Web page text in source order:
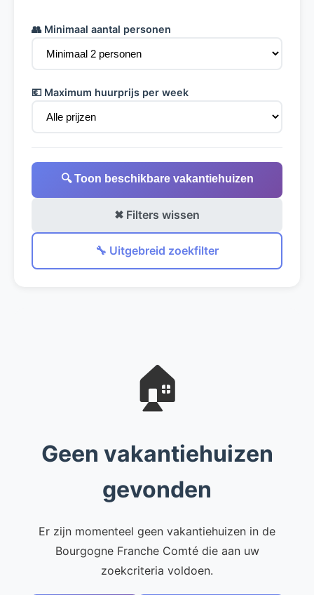
👥 Minimaal aantal personen
💶 Maximum huurprijs per week
🔍 Toon beschikbare vakantiehuizen
✖ Filters wissen
🔧 Uitgebreid zoekfilter
🏠
Geen vakantiehuizen
gevonden
Er zijn momenteel geen vakantiehuizen in de
Bourgogne Franche Comté die aan uw
zoekcriteria voldoen.